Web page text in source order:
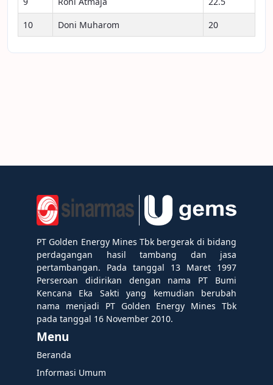
10
Doni Muharom 20
PT Golden Energy Mines Tbk bergerak di bidang
perdagangan hasil tambang dan jasa
pertambangan. Pada tanggal 13 Maret 1997
Perseroan didirikan dengan nama PT Bumi
Kencana Eka Sakti yang kemudian berubah
nama menjadi PT Golden Energy Mines Tbk
pada tanggal 16 November 2010.
Menu
Beranda
Informasi Umum